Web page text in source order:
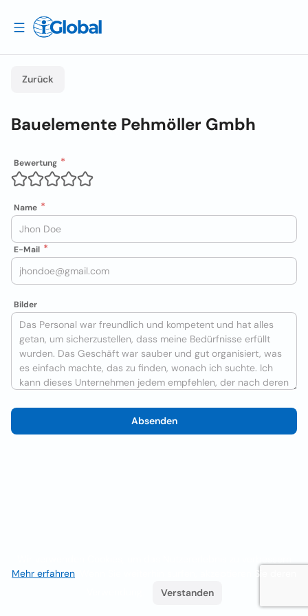
Zurück
Bauelemente Pehmöller Gmbh
Bewertung
Name
E-Mail
Bilder
Absenden
Mehr erfahren . Wenn Sie weiterhin surfen, akzeptieren Sie deren
Verstanden